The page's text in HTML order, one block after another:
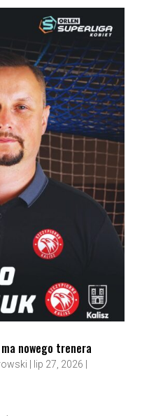
ma nowego trenera
lip 27, 2026